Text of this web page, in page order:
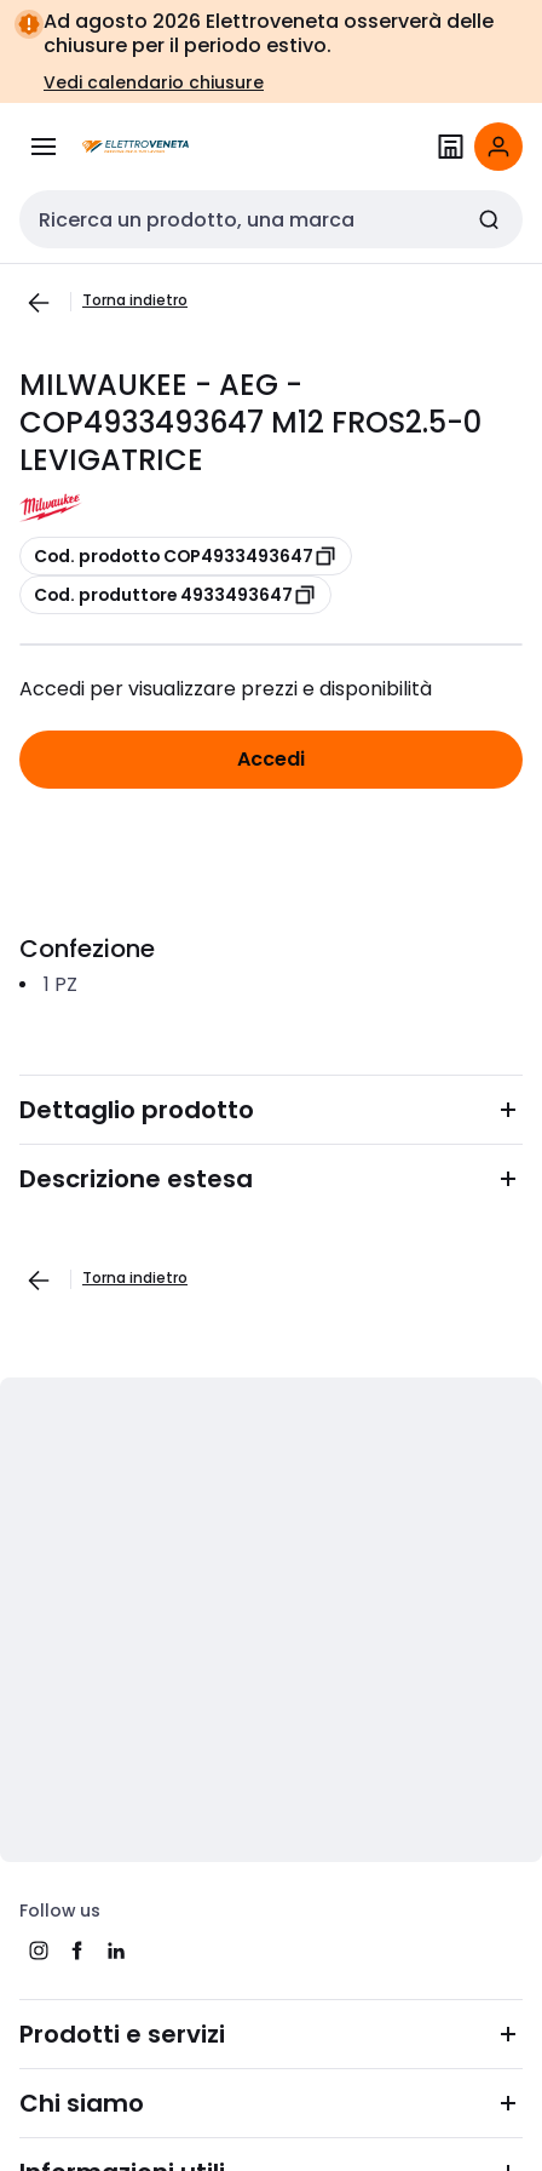
Vai alla
navigazione
Vai
alla
pagina
Ad agosto 2026 Elettroveneta osserverà delle
chiusure per il periodo estivo.
Vedi calendario chiusure
Cerca input
Torna indietro
MILWAUKEE - AEG -
COP4933493647 M12 FROS2.5-0
LEVIGATRICE
copia
Cod. prodotto COP4933493647
copia
Cod. produttore 4933493647
Accedi per visualizzare prezzi e disponibilità
Accedi
Confezione
1 PZ
Dettaglio prodotto
Descrizione estesa
Torna indietro
Follow us
Prodotti e servizi
Chi siamo